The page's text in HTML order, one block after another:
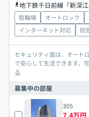
地下鉄千日前線「新深
駐輪場 オートロック
インターネット対応
防
セキュリティ面は、オート
で安心して生活できます。
る
募集中の部屋
305